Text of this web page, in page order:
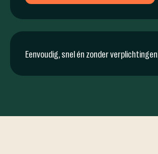
Eenvoudig, snel én zonder